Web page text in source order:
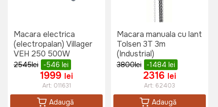
Macara electrica
(electropalan) Villager
VEH 250 500W
2545lei -546 lei
1999 lei
Art: 011631
Adaugă
Macara manuala cu lant
Tolsen 3T 3m
(Industrial)
3800lei -1484 lei
2316 lei
Art: 62403
Adaugă